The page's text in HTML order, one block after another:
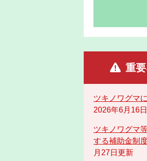
重
ツキノワグマ
2026年6月16
ツキノワグマ
する補助金制
月27日更新